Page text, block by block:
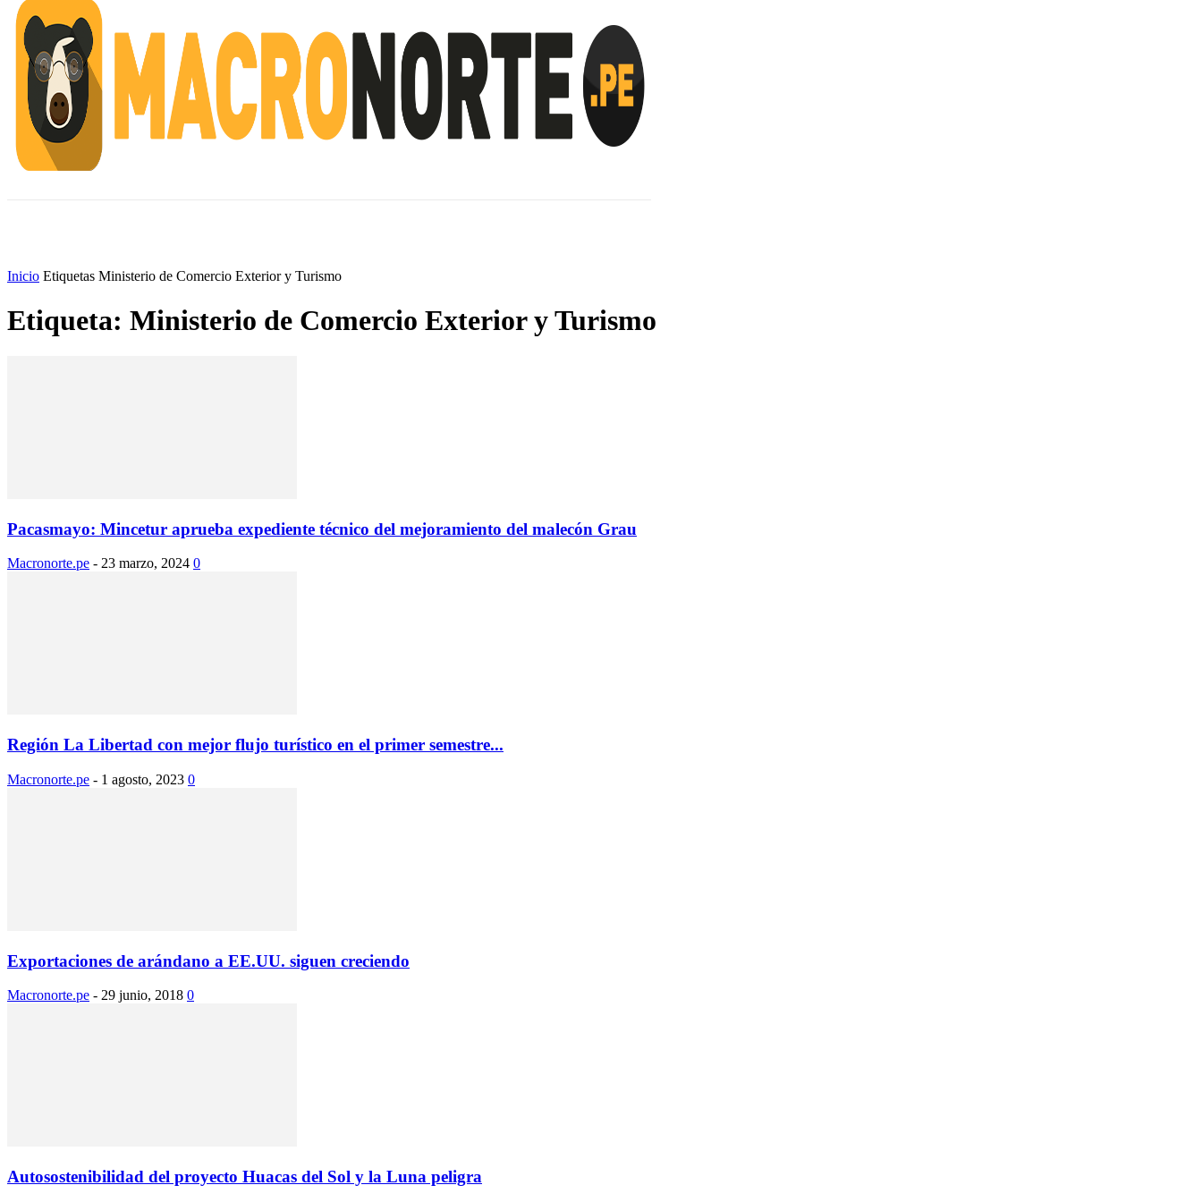
Inicio Etiquetas Ministerio de Comercio Exterior y Turismo
Etiqueta: Ministerio de Comercio Exterior y Turismo
Pacasmayo: Mincetur aprueba expediente técnico del mejoramiento del malecón Grau
Macronorte.pe - 23 marzo, 2024 0
Región La Libertad con mejor flujo turístico en el primer semestre...
Macronorte.pe - 1 agosto, 2023 0
Exportaciones de arándano a EE.UU. siguen creciendo
Macronorte.pe - 29 junio, 2018 0
Autosostenibilidad del proyecto Huacas del Sol y la Luna peligra